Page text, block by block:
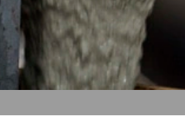
pagina's is YouTube, LLC, 901
voorzien, wordt een verbinding met
pagina's u hebt bezocht. Wanneer
profiel toe te wijzen. Dit kunt u
aantrekkelijke weergave van ons